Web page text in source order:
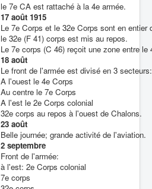
le 7e CA est rattaché à la 4e armée.
17 août 1915
Le 7e Corps et le 32e Corps sont en entier
le 32e (F 41) corps est mis au repos.
Le 7e corps (C 46) reçoit une zone entre
18 août
Le front de l'armée est divisé en 3 secteurs:
A l'ouest le 4e Corps
Au centre le 7e Corps
A l'est le 2e Corps colonial
32e corps au repos à l'ouest de Chalons.
23 août
Belle journée; grande activité de l'aviation.
2 septembre
Front de l'armée:
à l'est: 2e Corps colonial
7e corps